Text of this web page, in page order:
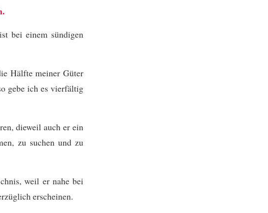
bei einem sündigen
Hälfte meiner Güter
gebe ich es vierfältig
dieweil auch er ein
zu suchen und zu
weil er nahe bei
erscheinen.